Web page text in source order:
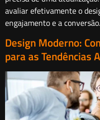
avaliar efetivamente o
engajamento e a conversão.
Design Moderno:
para as Tendências